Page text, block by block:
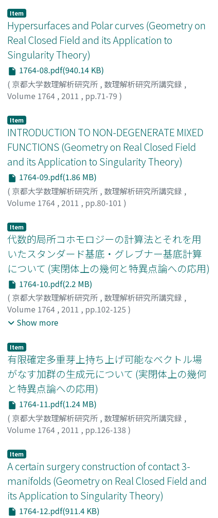
Item
Hypersurfaces and Polar curves (Geometry on
Real Closed Field and its Application to
Singularity Theory)
1764-08.pdf(940.14 KB)
( 京都大学数理解析研究所 , 数理解析研究所講究録 ,
Volume 1764 , 2011 , pp.71-79 )
Item
INTRODUCTION TO NON-DEGENERATE MIXED
FUNCTIONS (Geometry on Real Closed Field
and its Application to Singularity Theory)
1764-09.pdf(1.86 MB)
( 京都大学数理解析研究所 , 数理解析研究所講究録 ,
Volume 1764 , 2011 , pp.80-101 )
Item
代数的局所コホモロジーの計算法とそれを用
いたスタンダード基底・グレブナー基底計算
について (実閉体上の幾何と特異点論への応用)
1764-10.pdf(2.2 MB)
( 京都大学数理解析研究所 , 数理解析研究所講究録 ,
Volume 1764 , 2011 , pp.102-125 )
鍋島, 克輔;中村, 弥生
ベシマ, カツスケ
Show more
Item
有限確定多重芽上持ち上げ可能なベクトル場
がなす加群の生成元について (実閉体上の幾何
と特異点論への応用)
1764-11.pdf(1.24 MB)
( 京都大学数理解析研究所 , 数理解析研究所講究録 ,
Volume 1764 , 2011 , pp.126-138 )
Item
A certain surgery construction of contact 3-
manifolds (Geometry on Real Closed Field and
its Application to Singularity Theory)
1764-12.pdf(911.4 KB)